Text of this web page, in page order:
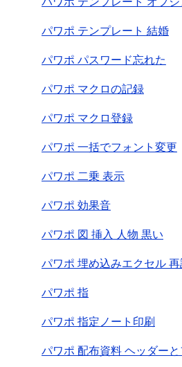
パワポ テンプレート 結婚
パワポ パスワード忘れた
パワポ マクロの記録
パワポ マクロ登録
パワポ 一括でフォント変更
パワポ 二乗 表示
パワポ 効果音
パワポ 図 挿入 人物 黒い
パワポ 埋め込みエクセル
パワポ 指
パワポ 指定ノート印刷
パワポ 配布資料 ヘッダー